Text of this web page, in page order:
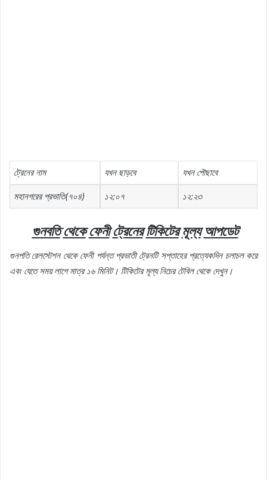
ট্রেনের নাম যখন ছাড়বে যখন পৌছাবে
মহানগরের প্রভাতি(৭০৪) ১২:০৭ ১২:২৩
গুনবতিথেকেফেনীট্রেনেরটিকিটেরমূল্য আপডেট
গুনপতি রেলস্টেশন থেকে ফেনী পর্যন্ত প্রভাতী ট্রেনটি সপ্তাহের প্রত্যেকদিন চলাচল করে
এবং যেতে সময় লাগে মাত্র ১৬ মিনিট। টিকিটের মূল্য নিচের টেবিল থেকে দেখুন।